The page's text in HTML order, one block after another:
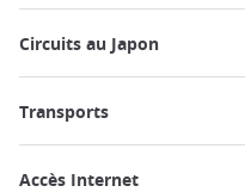
Circuits au Japon
Transports
Accès Internet